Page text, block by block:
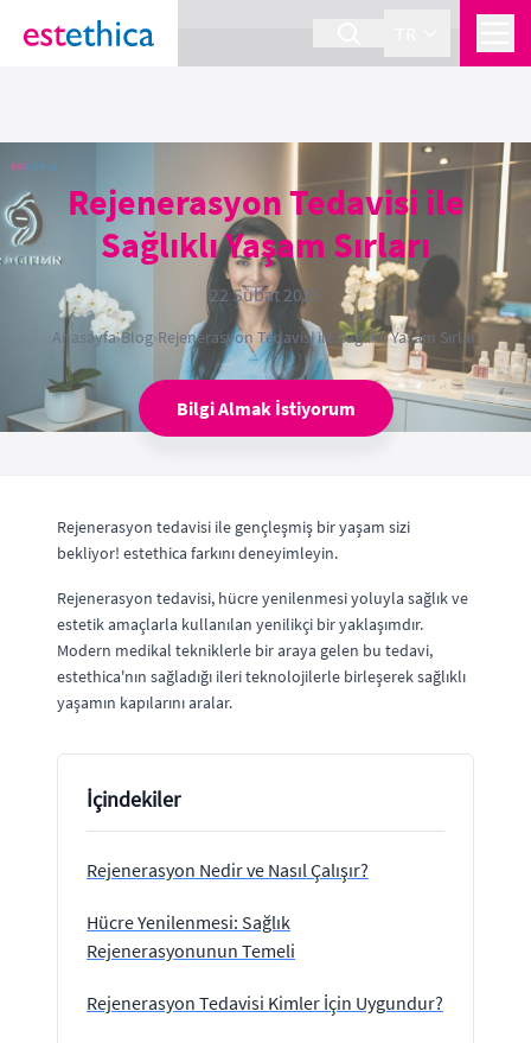
section Service {
Rejenerasyon Tedavisi ile
Sağlıklı Yaşam Sırları
22 Şubat 2025
Anasayfa›Blog›Rejenerasyon Tedavisi ile Sağlıklı Yaşam Sırları
Bilgi Almak İstiyorum
Rejenerasyon tedavisi ile gençleşmiş bir yaşam sizi
bekliyor! estethica farkını deneyimleyin.
Rejenerasyon tedavisi, hücre yenilenmesi yoluyla sağlık ve
estetik amaçlarla kullanılan yenilikçi bir yaklaşımdır.
Modern medikal tekniklerle bir araya gelen bu tedavi,
estethica'nın sağladığı ileri teknolojilerle birleşerek sağlıklı
yaşamın kapılarını aralar.
İçindekiler
Rejenerasyon Nedir ve Nasıl Çalışır?
Hücre Yenilenmesi: Sağlık
Rejenerasyonunun Temeli
Rejenerasyon Tedavisi Kimler İçin Uygundur?